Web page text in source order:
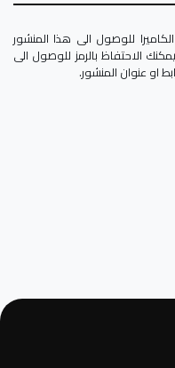
للوصول الى هذا المنشور
الاحتفاظ بالرمز للوصول الى
او عنوان المنشور.